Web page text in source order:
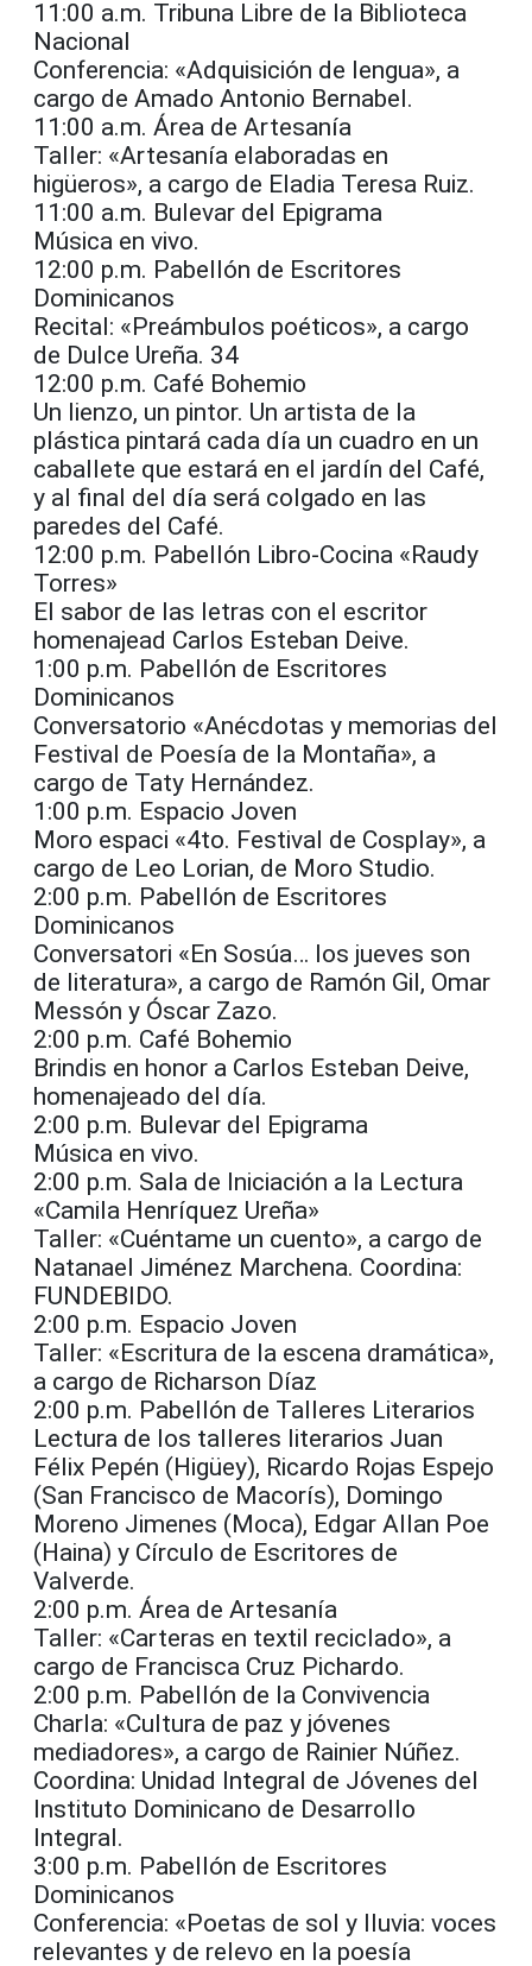
11:00 a.m. Tribuna Libre de la Biblioteca
Nacional
Conferencia: «Adquisición de lengua», a
cargo de Amado Antonio Bernabel.
11:00 a.m. Área de Artesanía
Taller: «Artesanía elaboradas en
higüeros», a cargo de Eladia Teresa Ruiz.
11:00 a.m. Bulevar del Epigrama
Música en vivo.
12:00 p.m. Pabellón de Escritores
Dominicanos
Recital: «Preámbulos poéticos», a cargo
de Dulce Ureña. 34
12:00 p.m. Café Bohemio
Un lienzo, un pintor. Un artista de la
plástica pintará cada día un cuadro en un
caballete que estará en el jardín del Café,
y al final del día será colgado en las
paredes del Café.
12:00 p.m. Pabellón Libro-Cocina «Raudy
Torres»
El sabor de las letras con el escritor
homenajead Carlos Esteban Deive.
1:00 p.m. Pabellón de Escritores
Dominicanos
Conversatorio «Anécdotas y memorias del
Festival de Poesía de la Montaña», a
cargo de Taty Hernández.
1:00 p.m. Espacio Joven
Moro espaci «4to. Festival de Cosplay», a
cargo de Leo Lorian, de Moro Studio.
2:00 p.m. Pabellón de Escritores
Dominicanos
Conversatori «En Sosúa… los jueves son
de literatura», a cargo de Ramón Gil, Omar
Messón y Óscar Zazo.
2:00 p.m. Café Bohemio
Brindis en honor a Carlos Esteban Deive,
homenajeado del día.
2:00 p.m. Bulevar del Epigrama
Música en vivo.
2:00 p.m. Sala de Iniciación a la Lectura
«Camila Henríquez Ureña»
Taller: «Cuéntame un cuento», a cargo de
Natanael Jiménez Marchena. Coordina:
FUNDEBIDO.
2:00 p.m. Espacio Joven
Taller: «Escritura de la escena dramática»,
a cargo de Richarson Díaz
2:00 p.m. Pabellón de Talleres Literarios
Lectura de los talleres literarios Juan
Félix Pepén (Higüey), Ricardo Rojas Espejo
(San Francisco de Macorís), Domingo
Moreno Jimenes (Moca), Edgar Allan Poe
(Haina) y Círculo de Escritores de
Valverde.
2:00 p.m. Área de Artesanía
Taller: «Carteras en textil reciclado», a
cargo de Francisca Cruz Pichardo.
2:00 p.m. Pabellón de la Convivencia
Charla: «Cultura de paz y jóvenes
mediadores», a cargo de Rainier Núñez.
Coordina: Unidad Integral de Jóvenes del
Instituto Dominicano de Desarrollo
Integral.
3:00 p.m. Pabellón de Escritores
Dominicanos
Conferencia: «Poetas de sol y lluvia: voces
relevantes y de relevo en la poesía